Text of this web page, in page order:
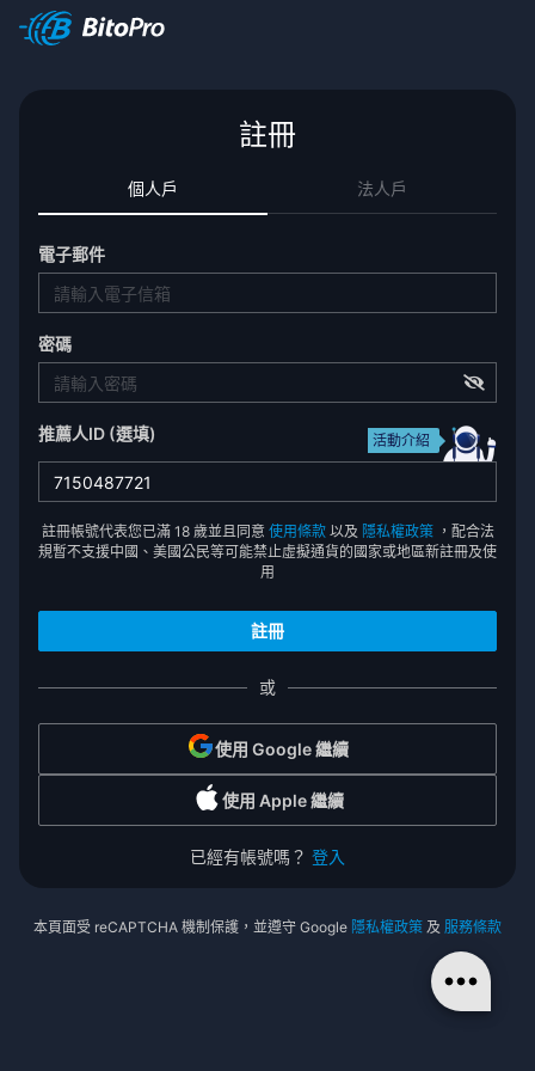
註冊
個人戶 法人戶
電子郵件
密碼
推薦人ID (選填) 活動介紹
註冊帳號代表您已滿 18 歲並且同意使用條款 以及 隱私權政策 ，配合法
規暫不支援中國、美國公民等可能禁止虛擬通貨的國家或地區新註冊及使
用
或
使用 Google 繼續
使用 Apple 繼續
已經有帳號嗎？ 登入
本頁面受 reCAPTCHA 機制保護，並遵守 Google 隱私權政策 及 服務條款